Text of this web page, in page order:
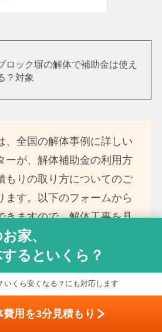
ロック塀の解体で補助金は使え
？対象
、全国の解体事例に詳しい
ーが、解体補助金の利用方
もりの取り方についてのご
ます。以下のフォームから
きますので、解体工事を具
方は、ぜひご活用くださ
用はいくら？
家、
るといくら？
いくら安くなる？にも対応します
費用を3分見積もり